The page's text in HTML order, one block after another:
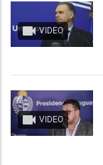
VIDEO
VIDEO